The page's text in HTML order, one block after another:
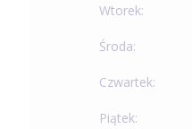
Wtorek:
Środa:
Czwartek:
Piątek: